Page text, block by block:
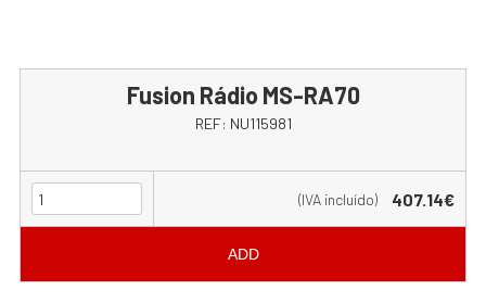
Fusion Rádio MS-RA70
REF: NU115981
(IVA incluído) 407.14€
ADD